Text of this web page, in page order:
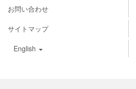
お問い合わせ
サイトマップ
English